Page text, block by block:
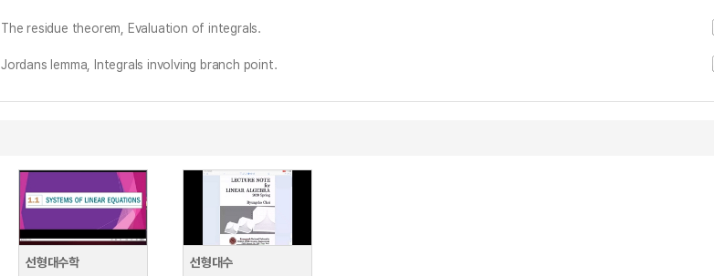
The residue theorem, Evaluation of integrals.
Jordans lemma, Integrals involving branch point.
선형대수학
선형대수